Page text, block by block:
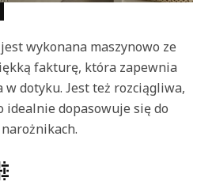
wykonana maszynowo ze
fakturę, która zapewnia
w dotyku. Jest też rozciągliwa,
idealnie dopasowuje się do